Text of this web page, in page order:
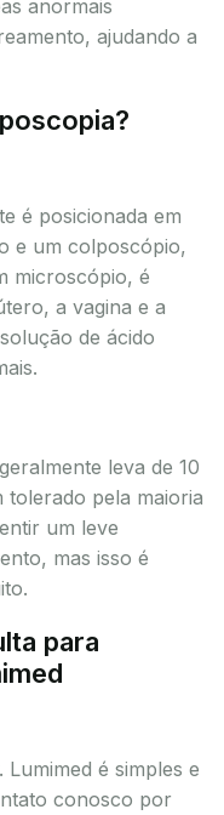
anormais
ajudando a
é posicionada em
e um colposcópio,
microscópio, é
a vagina e a
de ácido
leva de 10
tolerado pela maioria
um leve
mas isso é
para
é simples e
conosco por